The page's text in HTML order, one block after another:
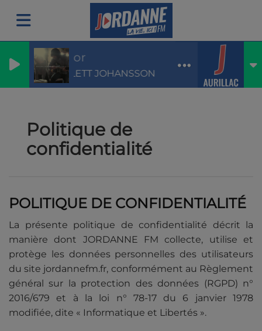
Relator
SCARLETT JOHANSSON
Politique de
confidentialité
POLITIQUE DE CONFIDENTIALITÉ
La présente politique de confidentialité décrit la
manière dont JORDANNE FM collecte, utilise et
protège les données personnelles des utilisateurs
du site jordannefm.fr, conformément au Règlement
général sur la protection des données (RGPD) n°
2016/679 et à la loi n° 78-17 du 6 janvier 1978
modifiée, dite « Informatique et Libertés ».